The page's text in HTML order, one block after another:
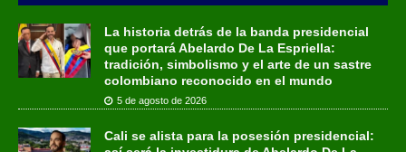
La historia detrás de la banda presidencial
que portará Abelardo De La Espriella:
tradición, simbolismo y el arte de un sastre
colombiano reconocido en el mundo
5 de agosto de 2026
Cali se alista para la posesión presidencial: